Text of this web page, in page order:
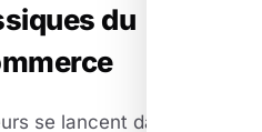
du
se lancent dans l'e-